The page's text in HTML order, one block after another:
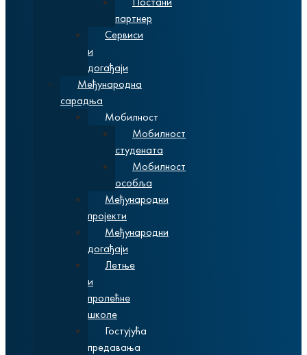
партнер
Сервиси
и
догађаји
Међународна
сарадња
Мобилност
Мобилност
студената
Мобилност
особља
Међународни
пројекти
Међународни
догађаји
Летње
и
пролећне
школе
Гостујућа
предавања